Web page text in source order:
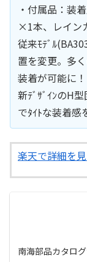
・付属品：装
×1本、レイン
従来ﾓﾃﾞﾙ
置を変更。多
装着が可能に！
新ﾃﾞｻﾞｲﾝのH
でﾀｲﾄな装着感
楽天で詳細を
南海部品カタロ